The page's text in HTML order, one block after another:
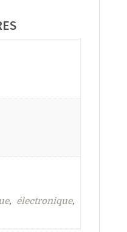
, électronique,